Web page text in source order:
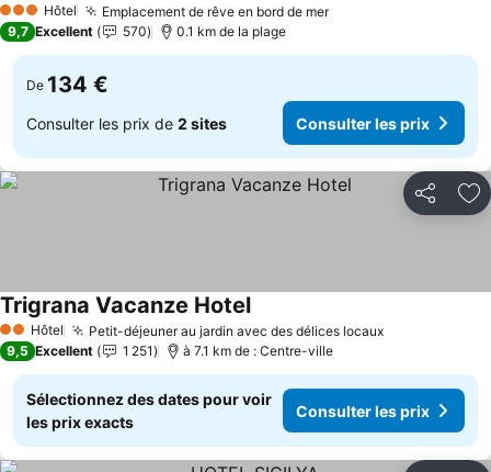
3 ÉtoilesHôtel Emplacement de rêve en bord de merConsulter les prix
9,7 Excellent 570 0.1 km de la plage
De 134 €
Consulter les prix de 2 sites Consulter les prix
Partager
2 Étoiles
Hôtel Petit-déjeuner au jardin avec des délices locauxConsulter
Trigrana Vacanze HotelConsulter les prix
9,5 Excellent 1 251 à 7.1 km de : Centre-ville
Sélectionnez des dates pour voir
les prix exacts
Consulter les prix